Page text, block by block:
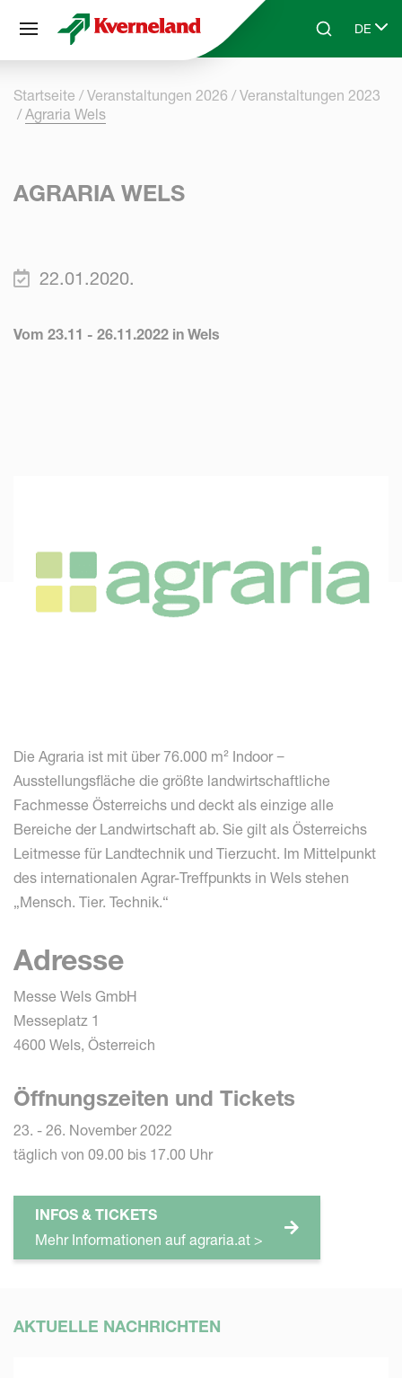
Skip to main contentSearchDE
Select
Startseite Veranstaltungen 2026
Veranstaltungen 2023
Agraria Wels
AGRARIA WELS
22.01.2020.
Vom 23.11 - 26.11.2022 in Wels
Die Agraria ist mit über 76.000 m² Indoor −
Ausstellungsfläche die größte landwirtschaftliche
Fachmesse Österreichs und deckt als einzige alle
Bereiche der Landwirtschaft ab. Sie gilt als Österreichs
Leitmesse für Landtechnik und Tierzucht. Im Mittelpunkt
des internationalen Agrar-Treffpunkts in Wels stehen
„Mensch. Tier. Technik.“
Adresse
Messe Wels GmbH
Messeplatz 1
4600 Wels, Österreich
Öffnungszeiten und Tickets
23. - 26. November 2022
täglich von 09.00 bis 17.00 Uhr
INFOS & TICKETS
Mehr Informationen auf agraria.at >
AKTUELLE NACHRICHTEN
Cookie-Einstellungen